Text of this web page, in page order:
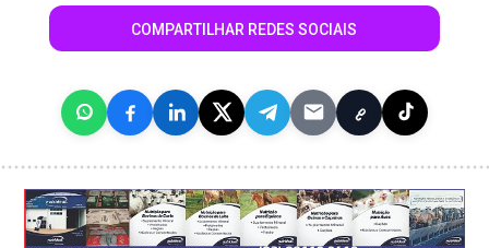
COMPARTILHAR REDES SOCIAIS